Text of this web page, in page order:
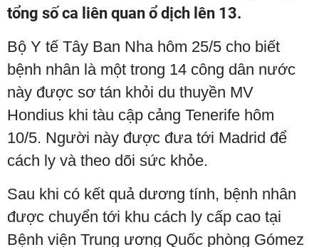
tổng số ca liên quan ổ dịch lên 13.
Bộ Y tế Tây Ban Nha hôm 25/5 cho biết
bệnh nhân là một trong 14 công dân nước
này được sơ tán khỏi du thuyền MV
Hondius khi tàu cập cảng Tenerife hôm
10/5. Người này được đưa tới Madrid để
cách ly và theo dõi sức khỏe.
Sau khi có kết quả dương tính, bệnh nhân
được chuyển tới khu cách ly cấp cao tại
Bệnh viện Trung ương Quốc phòng Gómez